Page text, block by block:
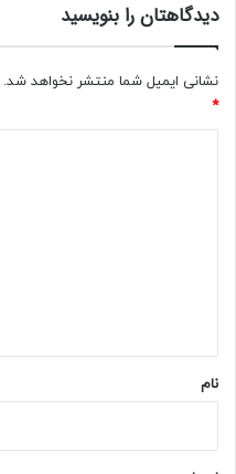
دیدگاهتان را بنویسید
نشانی ایمیل شما منتشر نخواهد شد.
*
نام